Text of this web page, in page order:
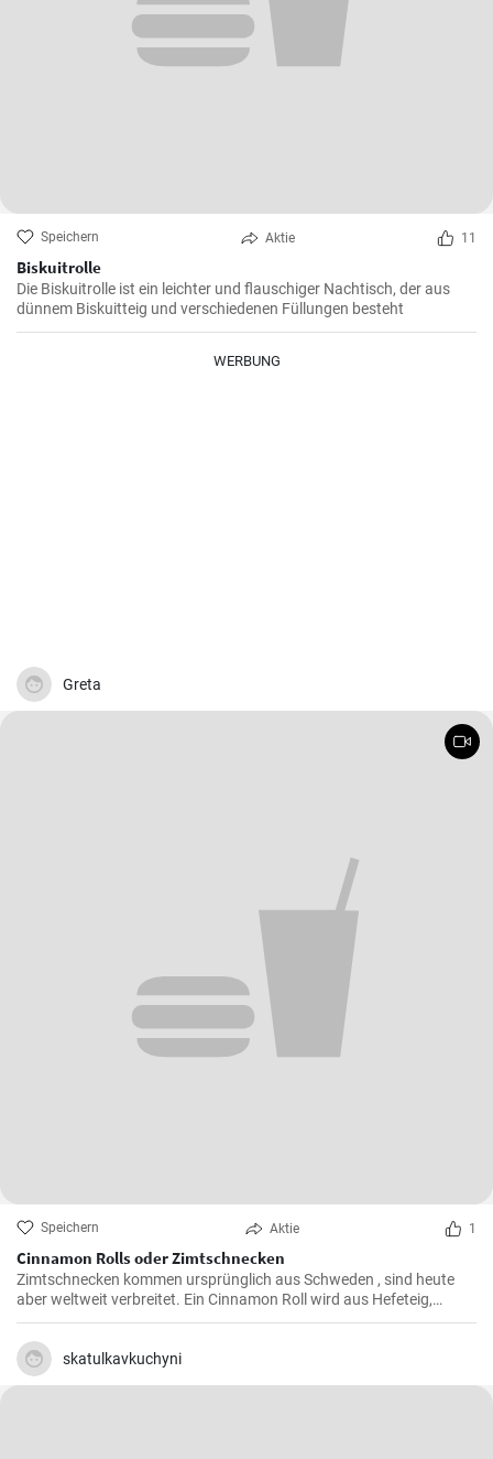
Speichern Aktie 11
Biskuitrolle
Die Biskuitrolle ist ein leichter und flauschiger Nachtisch, der aus
dünnem Biskuitteig und verschiedenen Füllungen besteht
WERBUNG
Greta
Speichern Aktie 1
Cinnamon Rolls oder Zimtschnecken
Zimtschnecken kommen ursprünglich aus Schweden , sind heute
aber weltweit verbreitet. Ein Cinnamon Roll wird aus Hefeteig,
Butter, Zimt und Zucker zubereitet . Ihre Kinder und Kaffeegäste
werden es lieben.
skatulkavkuchyni